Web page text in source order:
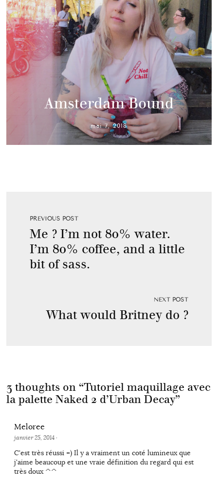
Amsterdam Bound
mai 7, 2018
PREVIOUS POST
Me ? I’m not 80% water.
I’m 80% coffee, and a little
bit of sass.
NEXT POST
What would Britney do ?
3 thoughts on “Tutoriel maquillage avec
la palette Naked 2 d’Urban Decay”
Meloree
janvier 25, 2014·
C'est très réussi =) Il y a vraiment un coté lumineux que
j'aime beaucoup et une vraie définition du regard qui est
très doux ^^